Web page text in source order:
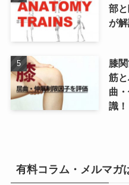
部
が解
膝
筋
曲
識！
有料コラム・メルマガ